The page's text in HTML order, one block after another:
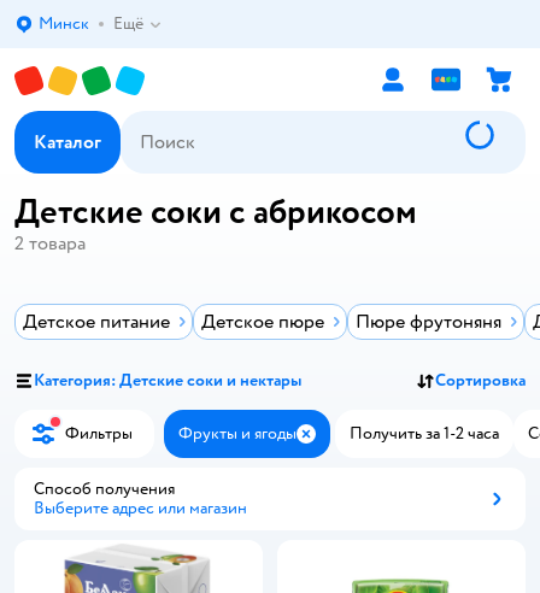
Выбор адреса доставки.
Минск Ещё
Каталог
Детские соки с абрикосом
2 товара
Детское питание Детское пюре Пюре фрутоняня
Категория: Детские соки и нектары Сортировка
Фильтры Фрукты и ягоды ЗакрытьПолучить за 1-2 часа
Способ получения
Выберите адрес или магазин